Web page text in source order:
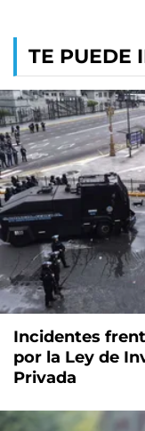
TE PUEDE
Incidentes
por la Ley de
Privada